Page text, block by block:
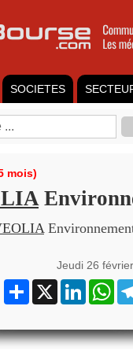
SOCIETES
mois)
Jeudi 26
Partager
X LinkedIn